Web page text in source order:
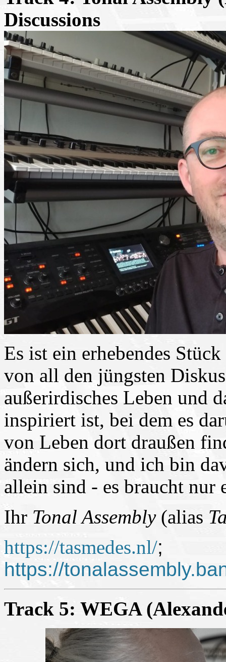
Discussions
Es ist ein erhebendes
von all den jüngsten
außerirdisches Leben und
inspiriert ist, bei dem es
von Leben dort draußen
ändern sich, und ich bin
allein sind - es braucht nur
Ihr Tonal Assembly(alias
https://tasmedes.nl/;
https://
Track 5: WEGA